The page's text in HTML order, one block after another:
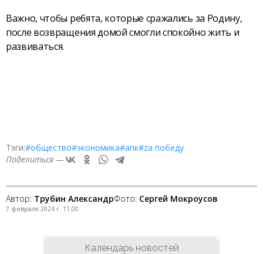
Важно, чтобы ребята, которые сражались за Родину,
после возвращения домой смогли спокойно жить и
развиваться.
Тэги:#общество#экономика#апк#zа победу
Поделиться —
Автор: Трубин АлександрФото: Сергей Мокроусов
7 февраля 2024 г. 11:00
Календарь новостей